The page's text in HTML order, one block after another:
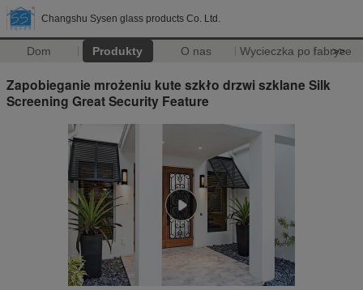
Changshu Sysen glass products Co. Ltd.
Dom Produkty O nas Wycieczka po fabryce
>>
Zapobieganie mrożeniu kute szkło drzwi szklane Silk
Screening Great Security Feature